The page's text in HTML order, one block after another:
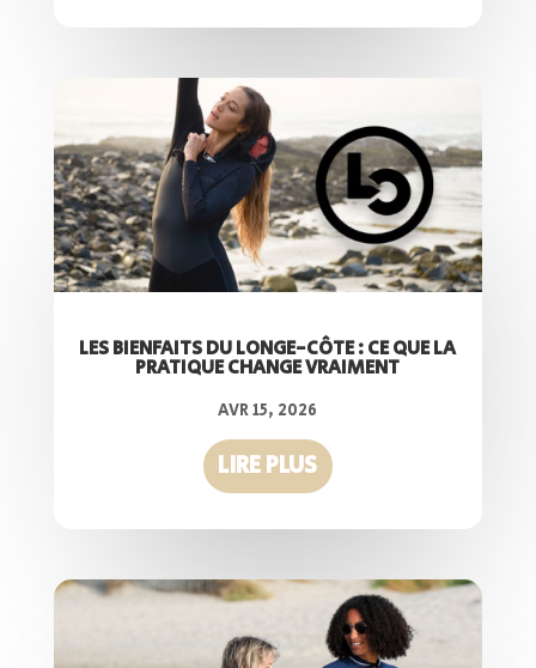
LES BIENFAITS DU LONGE-CÔTE : CE QUE LA
PRATIQUE CHANGE VRAIMENT
AVR 15, 2026
LIRE PLUS